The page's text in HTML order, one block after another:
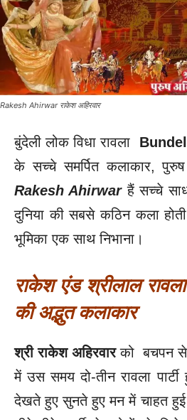
Rakesh Ahirwar राकेश अहिरवार
बुंदेली लोक विधा रावला
के सच्चे समर्पित कलाकार,
Rakesh Ahirwarहैं सच्चे
दुनिया की सबसे कठिन कला
भूमिका एक साथ निभाना।
राकेश एंड श्रीलाल
की अद्भुत कलाकार
श्री राकेश अहिरवारको बचपन से
में उस समय दो-तीन रावला
देखते हुए सुनते हुए मन में चाहत